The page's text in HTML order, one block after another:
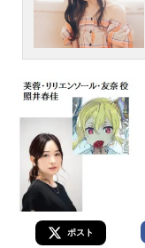
ポスト